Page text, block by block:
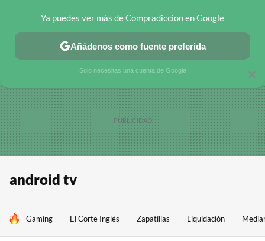
CHOLLOS TELEGRAM OFERTAS EN MÓVILES OFERTAS EN
android tv
HOY SE HABLA DE
Gaming El Corte Inglés Zapatillas Liquidación
×
Ya puedes ver más de Compradiccion en Google
Añádenos como fuente preferida
Solo necesitas una cuenta de Google